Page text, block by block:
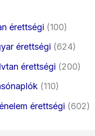
érettségi (100)
érettségi (624)
érettségi (200)
(110)
érettségi (602)